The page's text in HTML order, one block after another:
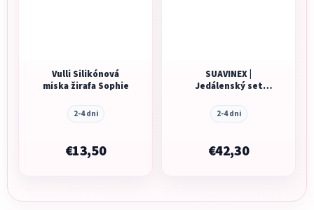
Vulli Silikónová
miska žirafa Sophie
2-4 dni
€13,50
SUAVINEX |
Jedálenský set
ESSENCE - zelený
2-4 dni
€42,30